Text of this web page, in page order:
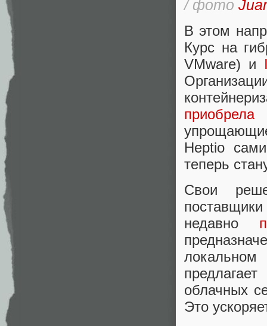
/ фото
В этом
Курс на
VMware) и
приобрела
Heptio
теперь
Свои
недавно
облачных
Это